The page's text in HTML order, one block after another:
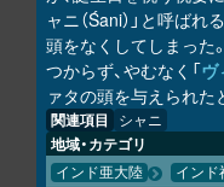
ャニ（Śani）」と呼ば
頭をなくしてしまった
つからず、やむなく「ヴ
ァタの頭を与えられた
関連項目 シャニ
地域・カテゴリ
インド亜大陸 インド